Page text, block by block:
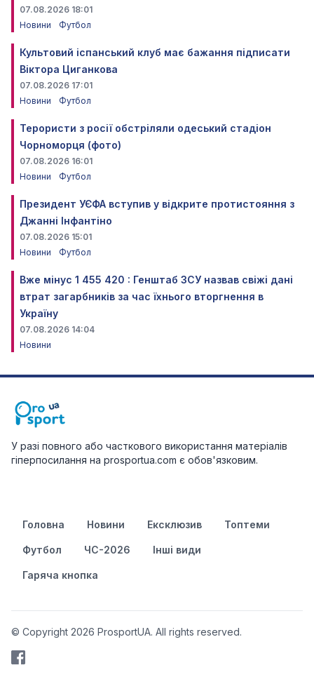
07.08.2026 18:01
Новини
Футбол
Культовий іспанський клуб має бажання підписати
Віктора Циганкова
07.08.2026 17:01
Новини
Футбол
Терористи з росії обстріляли одеський стадіон
Чорноморця (фото)
07.08.2026 16:01
Новини
Футбол
Президент УЄФА вступив у відкрите протистояння з
Джанні Інфантіно
07.08.2026 15:01
Новини
Футбол
Вже мінус 1 455 420 : Генштаб ЗСУ назвав свіжі дані
втрат загарбників за час їхнього вторгнення в
Україну
07.08.2026 14:04
Новини
У разі повного або часткового використання матеріалів
гіперпосилання на prosportua.com є обов'язковим.
Головна Новини Ексклюзив Топтеми
Футбол ЧС-2026 Інші види
Гаряча кнопка
© Copyright 2026 ProsportUA. All rights reserved.